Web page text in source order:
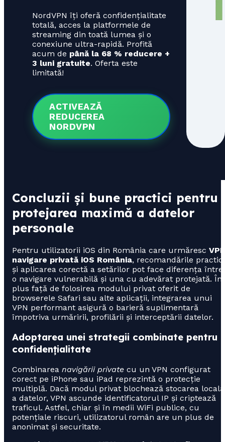
NordVPN îți oferă confidențialitate
totală, acces la platformele de
streaming din toată lumea și o
conexiune ultra-rapidă. Profită
acum de până la 68 % reducere +
3 luni gratuite. Oferta este
limitată!
ACTIVEAZĂ
REDUCEREA
NORDVPN
Concluzii și bune practici pentru
protejarea maximă a datelor
personale
Pentru utilizatorii iOS din România care urmăresc
navigare privată iOS România, recomandările
și aplicarea corectă a setărilor pot face diferența între
o navigare vulnerabilă și una cu adevărat protejată. În
plus față de folosirea modului privat oferit de
browserele Safari sau alte aplicații, integrarea unui
VPN performant asigură o barieră suplimentară
împotriva urmăririi, profilării și interceptării datelor.
Adoptarea unei strategii combinate pentru
confidențialitate
Combinarea navigării private cu un VPN configurat
corect pe iPhone sau iPad reprezintă o protecție
multiplă. Dacă modul privat blochează stocarea locală
a datelor, VPN ascunde identificatorul IP și criptează
traficul. Astfel, chiar și în medii WiFi publice, cu
potențiale riscuri, utilizatorul român are un plus de
anonimat și securitate.